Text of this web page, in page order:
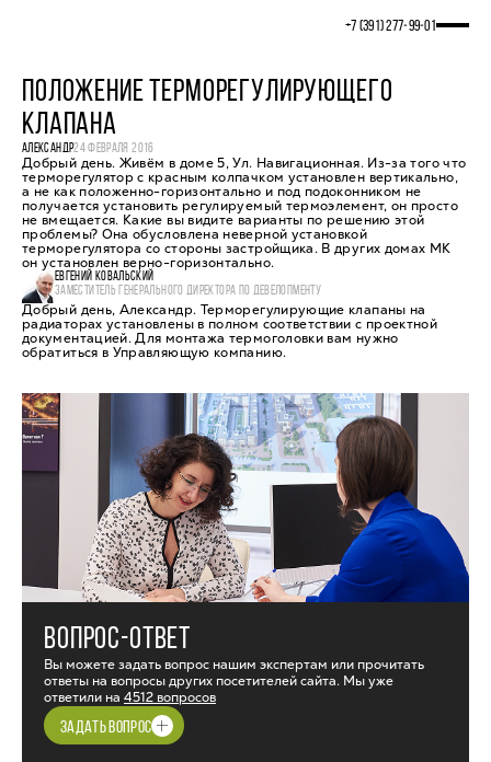
+7 (391) 277‒99‒01
ПОЛОЖЕНИЕ ТЕРМОРЕГУЛИРУЮЩЕГО
КЛАПАНА
АЛЕКСАНДР24 ФЕВРАЛЯ 2016
Добрый день. Живём в доме 5, Ул. Навигационная. Из-за того что
терморегулятор с красным колпачком установлен вертикально,
а не как положенно-горизонтально и под подоконником не
получается установить регулируемый термоэлемент, он просто
не вмещается. Какие вы видите варианты по решению этой
проблемы? Она обусловлена неверной установкой
терморегулятора со стороны застройщика. В других домах МК
он установлен верно-горизонтально.
ЕВГЕНИЙ КОВАЛЬСКИЙ
ЗАМЕСТИТЕЛЬ ГЕНЕРАЛЬНОГО ДИРЕКТОРА ПО ДЕВЕЛОПМЕНТУ
Добрый день, Александр. Терморегулирующие клапаны на
радиаторах установлены в полном соответствии с проектной
документацией. Для монтажа термоголовки вам нужно
обратиться в Управляющую компанию.
ВОПРОС-ОТВЕТ
Вы можете задать вопрос нашим экспертам или прочитать
ответы на вопросы других посетителей сайта. Мы уже
ответили на 4512 вопросов
ЗАДАТЬ ВОПРОС